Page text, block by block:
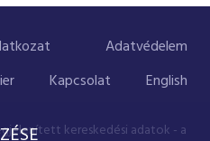
Adatvédelem
Kapcsolat English
kereskedési adatok - a